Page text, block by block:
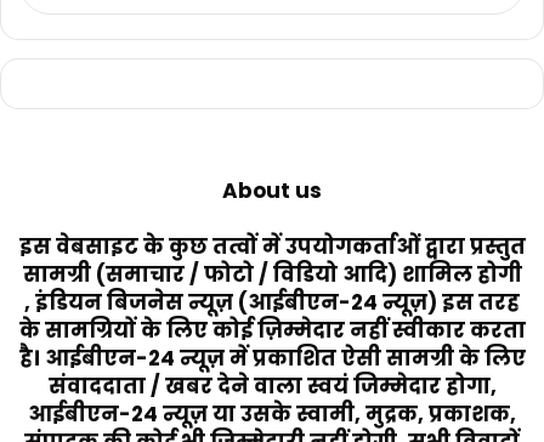
About us
इस वेबसाइट के कुछ तत्वों में उपयोगकर्ताओं द्वारा प्रस्तुत
सामग्री (समाचार / फोटो / विडियो आदि) शामिल होगी
, इंडियन बिजनेस न्यूज़ (आईबीएन-24 न्यूज़) इस तरह
के सामग्रियों के लिए कोई ज़िम्मेदार नहीं स्वीकार करता
है। आईबीएन-24 न्यूज़ में प्रकाशित ऐसी सामग्री के लिए
संवाददाता / खबर देने वाला स्वयं जिम्मेदार होगा,
आईबीएन-24 न्यूज़ या उसके स्वामी, मुद्रक, प्रकाशक,